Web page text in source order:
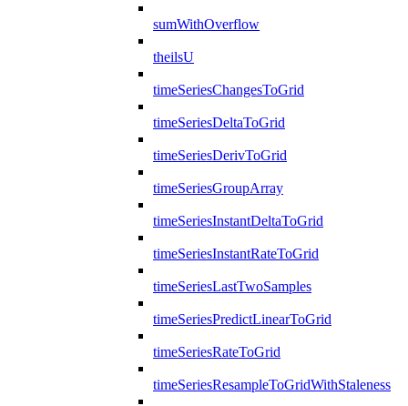
sumWithOverflow
theilsU
timeSeriesChangesToGrid
timeSeriesDeltaToGrid
timeSeriesDerivToGrid
timeSeriesGroupArray
timeSeriesInstantDeltaToGrid
timeSeriesInstantRateToGrid
timeSeriesLastTwoSamples
timeSeriesPredictLinearToGrid
timeSeriesRateToGrid
timeSeriesResampleToGridWithStaleness